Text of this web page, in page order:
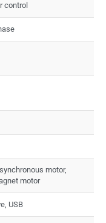
control
motor,
motor
USB